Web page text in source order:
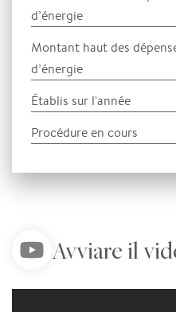
d’énergie
Montant haut des
d’énergie
Établis sur l'année
Procédure en cours
Avviare il